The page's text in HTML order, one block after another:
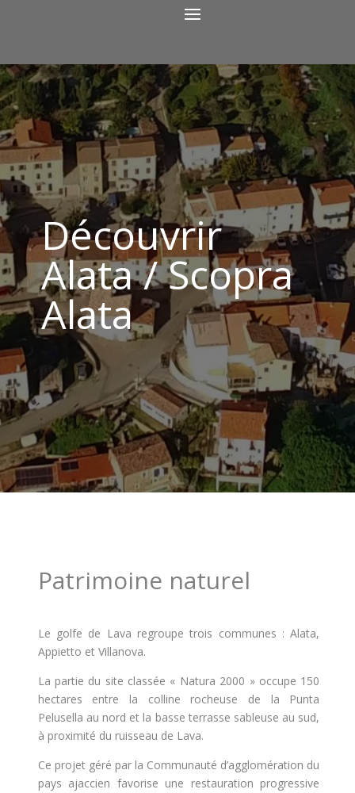
Découvrir
Alata / Scopra
Alata
Patrimoine naturel
Le golfe de Lava regroupe trois communes : Alata,
Appietto et Villanova.
La partie du site classée « Natura 2000 » occupe 150
hectares entre la colline rocheuse de la Punta
Pelusella au nord et la basse terrasse sableuse au sud,
à proximité du ruisseau de Lava.
Ce projet géré par la Communauté d’agglomération du
pays ajaccien favorise une restauration progressive